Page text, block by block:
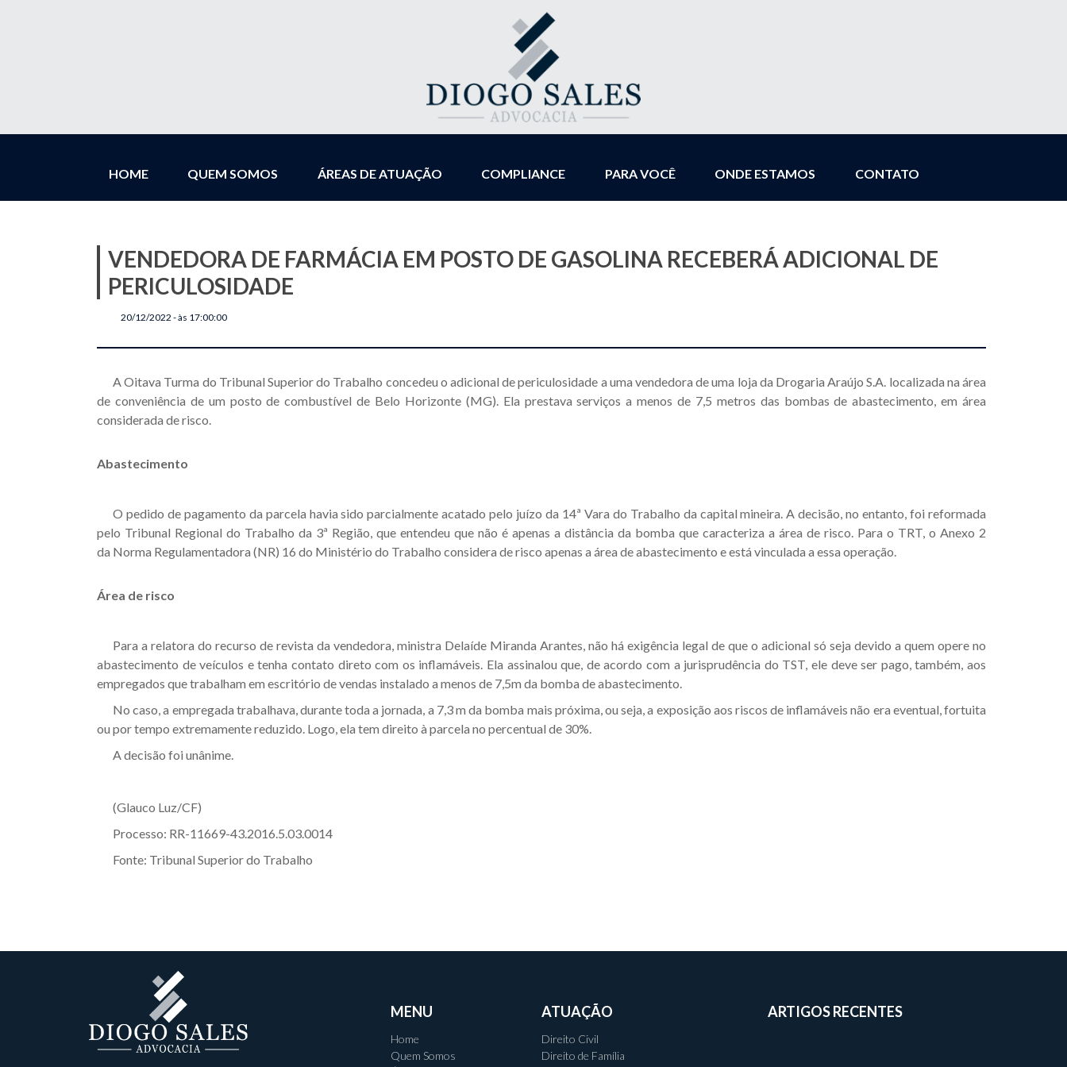
HOME QUEM SOMOS ÁREAS DE ATUAÇÃO COMPLIANCE PARA VOCÊ ONDE ESTAMOS CONTATO
VENDEDORA DE FARMÁCIA EM POSTO DE GASOLINA RECEBERÁ ADICIONAL DE
PERICULOSIDADE
20/12/2022 - às 17:00:00
A Oitava Turma do Tribunal Superior do Trabalho concedeu o adicional de periculosidade a uma vendedora de uma loja da Drogaria Araújo S.A. localizada na área
de conveniência de um posto de combustível de Belo Horizonte (MG). Ela prestava serviços a menos de 7,5 metros das bombas de abastecimento, em área
considerada de risco.
Abastecimento
O pedido de pagamento da parcela havia sido parcialmente acatado pelo juízo da 14ª Vara do Trabalho da capital mineira. A decisão, no entanto, foi reformada
pelo Tribunal Regional do Trabalho da 3ª Região, que entendeu que não é apenas a distância da bomba que caracteriza a área de risco. Para o TRT, o Anexo 2
da Norma Regulamentadora (NR) 16 do Ministério do Trabalho considera de risco apenas a área de abastecimento e está vinculada a essa operação.
Área de risco
Para a relatora do recurso de revista da vendedora, ministra Delaíde Miranda Arantes, não há exigência legal de que o adicional só seja devido a quem opere no
abastecimento de veículos e tenha contato direto com os inflamáveis. Ela assinalou que, de acordo com a jurisprudência do TST, ele deve ser pago, também, aos
empregados que trabalham em escritório de vendas instalado a menos de 7,5m da bomba de abastecimento.
No caso, a empregada trabalhava, durante toda a jornada, a 7,3 m da bomba mais próxima, ou seja, a exposição aos riscos de inflamáveis não era eventual, fortuita
ou por tempo extremamente reduzido. Logo, ela tem direito à parcela no percentual de 30%.
A decisão foi unânime.
(Glauco Luz/CF)
Processo: RR-11669-43.2016.5.03.0014
Fonte: Tribunal Superior do Trabalho
MENU
Home
Quem Somos
ATUAÇÃO
Direito Civil
Direito de Família
ARTIGOS RECENTES